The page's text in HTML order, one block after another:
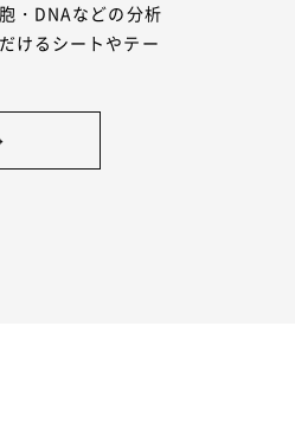
・DNAなどの分析
けるシートやテー